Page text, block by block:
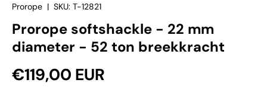
Prorope | SKU: T-12821
Prorope softshackle - 22 mm
diameter - 52 ton breekkracht
Reguliere prijs
€119,00 EUR